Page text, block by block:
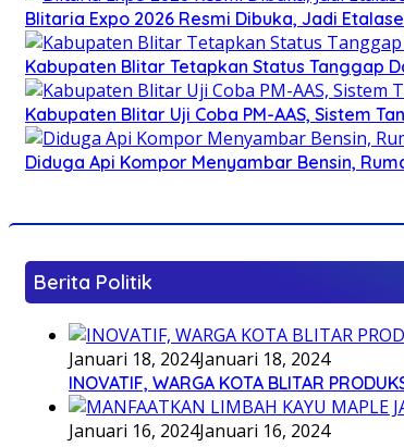
Blitaria Expo 2026 Resmi Dibuka, Jadi
Kabupaten Blitar Tetapkan Status Tanggap
Kabupaten Blitar Uji Coba PM-AAS, Sistem
Diduga Api Kompor Menyambar Bensin,
Berita Politik
Januari 18, 2024Januari 18, 2024
INOVATIF, WARGA KOTA BLITAR
Januari 16, 2024Januari 16, 2024